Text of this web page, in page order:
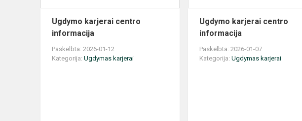
Ugdymo karjerai centro
informacija
Paskelbta: 2026-01-12
Kategorija: Ugdymas karjerai
Ugdymo karjerai centro
informacija
Paskelbta: 2026-01-07
Kategorija:Ugdymas karjerai